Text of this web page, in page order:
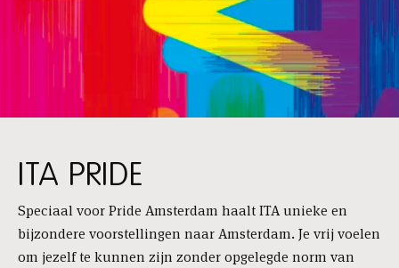
ITA PRIDE
Speciaal voor Pride Amsterdam haalt ITA unieke en
bijzondere voorstellingen naar Amsterdam. Je vrij voelen
om jezelf te kunnen zijn zonder opgelegde norm van